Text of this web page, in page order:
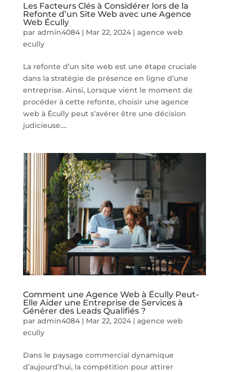
Les Facteurs Clés à Considérer lors de la
Refonte d’un Site Web avec une Agence
Web Écully
par admin4084| Mar 22, 2024| agence web
ecully
La refonte d’un site web est une étape cruciale
dans la stratégie de présence en ligne d’une
entreprise. Ainsi, Lorsque vient le moment de
procéder à cette refonte, choisir une agence
web à Écully peut s’avérer être une décision
judicieuse....
Comment une Agence Web à Écully Peut-
Elle Aider une Entreprise de Services à
Générer des Leads Qualifiés ?
par admin4084| Mar 22, 2024| agence web
ecully
Dans le paysage commercial dynamique
d’aujourd’hui, la compétition pour attirer